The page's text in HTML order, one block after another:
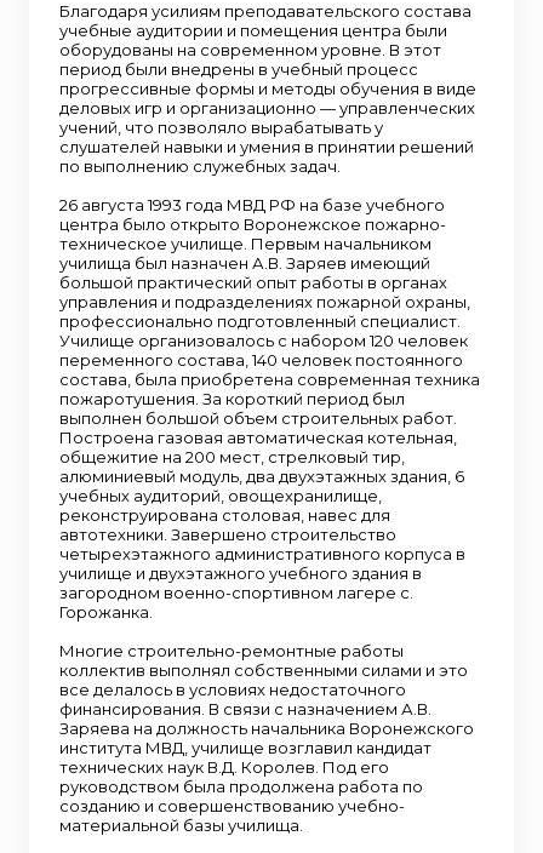
Благодаря усилиям преподавательского состава
учебные аудитории и помещения центра были
оборудованы на современном уровне. В этот
период были внедрены в учебный процесс
прогрессивные формы и методы обучения в виде
деловых игр и организационно — управленческих
учений, что позволяло вырабатывать у
слушателей навыки и умения в принятии решений
по выполнению служебных задач.
26 августа 1993 года МВД РФ на базе учебного
центра было открыто Воронежское пожарно-
техническое училище. Первым начальником
училища был назначен А.В. Заряев имеющий
большой практический опыт работы в органах
управления и подразделениях пожарной охраны,
профессионально подготовленный специалист.
Училище организовалось с набором 120 человек
переменного состава, 140 человек постоянного
состава, была приобретена современная техника
пожаротушения. За короткий период был
выполнен большой объем строительных работ.
Построена газовая автоматическая котельная,
общежитие на 200 мест, стрелковый тир,
алюминиевый модуль, два двухэтажных здания, 6
учебных аудиторий, овощехранилище,
реконструирована столовая, навес для
автотехники. Завершено строительство
четырехэтажного административного корпуса в
училище и двухэтажного учебного здания в
загородном военно-спортивном лагере с.
Горожанка.
Многие строительно-ремонтные работы
коллектив выполнял собственными силами и это
все делалось в условиях недостаточного
финансирования. В связи с назначением А.В.
Заряева на должность начальника Воронежского
института МВД, училище возглавил кандидат
технических наук В.Д. Королев. Под его
руководством была продолжена работа по
созданию и совершенствованию учебно-
материальной базы училища.